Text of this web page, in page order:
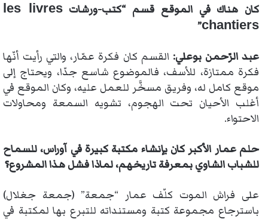
كان هناك في الموقع قسم “كتب-ورشاتles livres
chantiers
”
عبد الرّحمن بوعلي: القسم كان فكرة عمّار، والتي رأيت أنّها
فكرة ممتازة، للأسف، فالموضوع شاسع جدّا، ويحتاج إلى
موقع كامل له، وفريق مسخَّر للعمل عليه، وكان الموقع في
أغلب الأحيان تحت الهجوم، تشويه السمعة ومحاولات
الاحتواء.
حلم عمار الأكبر كان بإنشاء مكتبة كبيرة في آوراس، للسماح
للشباب الشاوي بمعرفة تاريخهم، لماذا فشل هذا المشروع؟
على فراش الموت كلّف عمار “جمعة” (جمعة جغلال)
باسترجاع مجموعة كتبة ومستنداته للتبرع بها لمكتبة في